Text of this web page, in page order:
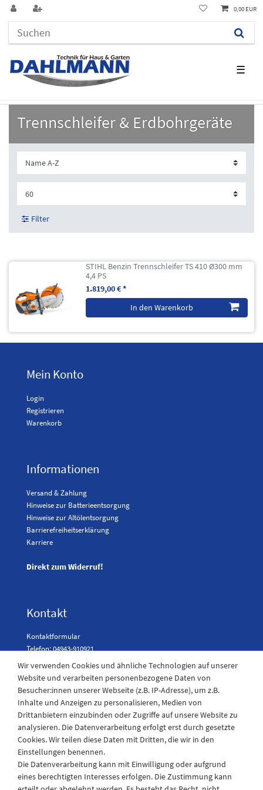
☰
0,00 EUR
Trennschleifer & Erdbohrgeräte
Filter
STIHL Benzin Trennschleifer TS 410 Ø300 mm
4,4 PS
1.819,00 € *
In den Warenkorb
Mein Konto
Login
Registrieren
Warenkorb
Informationen
Versand & Zahlung
Hinweise zur Batterieentsorgung
Hinweise zur Altölentsorgung
Barrierefreiheitserklärung
Karriere
Direkt zum Widerruf!
Kontakt
Kontaktformular
Telefon: 04943-910921
Laden Öffnungszeiten
Montag - Freitag
08:30 - 12:30 und 13.00 - 17.30 Uhr
Samstags
08:30 bis 12:30 Uhr
Wir verwenden Cookies und ähnliche Technologien auf unserer
Website und verarbeiten personenbezogene Daten von
Besucher:innen unserer Webseite (z.B. IP-Adresse), um z.B.
Inhalte und Anzeigen zu personalisieren, Medien von
Drittanbietern einzubinden oder Zugriffe auf unsere Website zu
analysieren. Die Datenverarbeitung erfolgt erst durch gesetzte
Cookies. Wir teilen diese Daten mit Dritten, die wir in den
Einstellungen benennen.
Die Datenverarbeitung kann mit Einwilligung oder aufgrund
eines berechtigten Interesses erfolgen. Die Zustimmung kann